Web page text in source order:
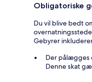
Obligatoriske
Du vil blive bedt
Gebyrer
Der pålægges
Denne skat